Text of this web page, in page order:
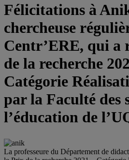
Félicitations à
chercheuse
Centr’ERE, qui a
de la recherche
Catégorie
par la Faculté des
l’éducation de
La professeure du Département de